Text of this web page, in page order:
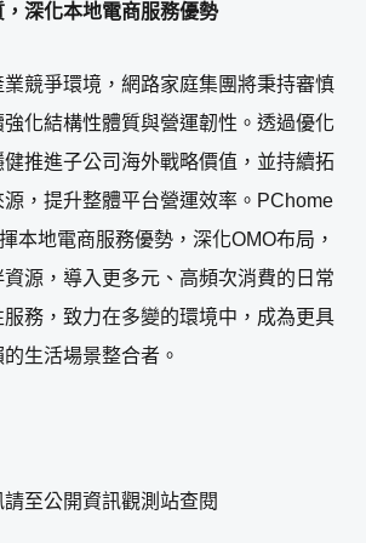
深化本地電商服務優勢
競爭環境，網路家庭集團將秉持審慎
化結構性體質與營運韌性。透過優化
推進子公司海外戰略價值，並持續拓
，提升整體平台營運效率。PChome
本地電商服務優勢，深化OMO布局，
源，導入更多元 、 高頻次消費的日常
務，致力在多變的環境中，成為更具
生活場景整合者。
至公開資訊觀測站查閱